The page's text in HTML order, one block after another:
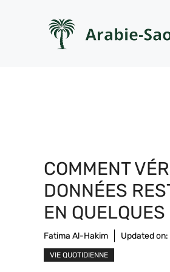
COMMENT
DONNÉES
EN
Fatima Al-Hakim Updated on:
VIE QUOTIDIENNE